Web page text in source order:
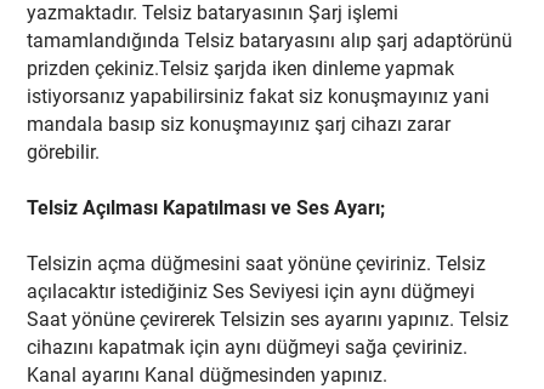
yazmaktadır. Telsiz bataryasının Şarj işlemi
tamamlandığında Telsiz bataryasını alıp şarj adaptörünü
prizden çekiniz.Telsiz şarjda iken dinleme yapmak
istiyorsanız yapabilirsiniz fakat siz konuşmayınız yani
mandala basıp siz konuşmayınız şarj cihazı zarar
görebilir.
Telsiz Açılması Kapatılması ve Ses Ayarı;
Telsizin açma düğmesini saat yönüne çeviriniz. Telsiz
açılacaktır istediğiniz Ses Seviyesi için aynı düğmeyi
Saat yönüne çevirerek Telsizin ses ayarını yapınız. Telsiz
cihazını kapatmak için aynı düğmeyi sağa çeviriniz.
Kanal ayarını Kanal düğmesinden yapınız.